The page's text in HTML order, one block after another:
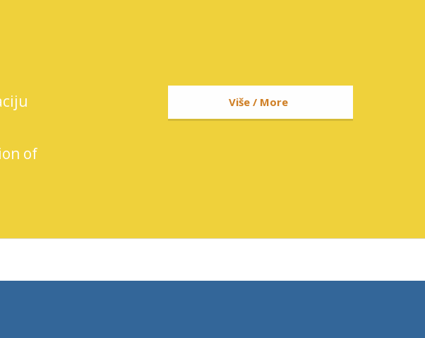
of
Više / More